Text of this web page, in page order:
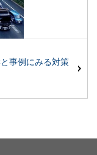
事例にみる対策